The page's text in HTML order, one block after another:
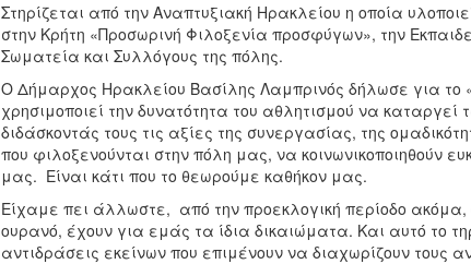
Στηρίζεται από την Αναπτυξιακή Ηρακλείου η οποία
στην Κρήτη «Προσωρινή Φιλοξενία προσφύγων», την
Σωματεία και Συλλόγους της πόλης.
Ο Δήμαρχος Ηρακλείου Βασίλης Λαμπρινός δήλωσε για το
χρησιμοποιεί την δυνατότητα του αθλητισμού να
διδάσκοντάς τους τις αξίες της συνεργασίας, της
που φιλοξενούνται στην πόλη μας, να κοινωνικοποιηθούν
μας. Είναι κάτι που το θεωρούμε καθήκον μας.
Είχαμε πει άλλωστε, από την προεκλογική περίοδο ακόμα,
ουρανό, έχουν για εμάς τα ίδια δικαιώματα. Και αυτό το
αντιδράσεις εκείνων που επιμένουν να διαχωρίζουν τους